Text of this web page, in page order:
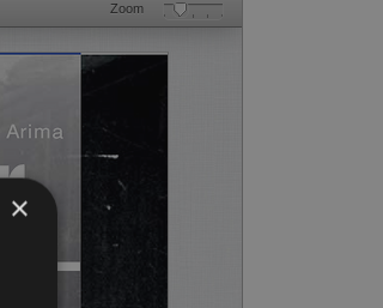
Zoom
×